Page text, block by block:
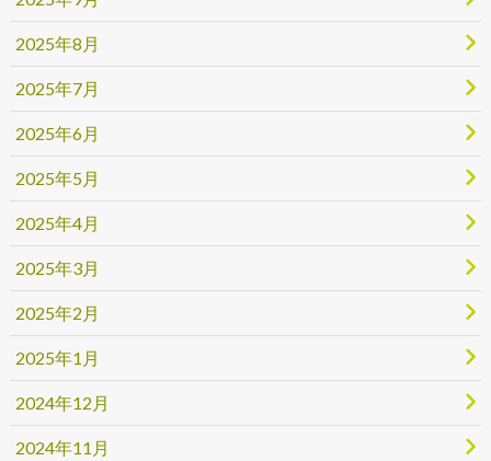
2025年8月
2025年7月
2025年6月
2025年5月
2025年4月
2025年3月
2025年2月
2025年1月
2024年12月
2024年11月